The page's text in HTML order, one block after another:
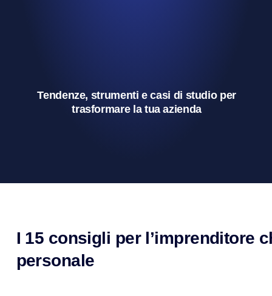
Tendenze, strumenti e casi di studio per
trasformare la tua azienda
I 15 consigli per l’imprenditore
personale